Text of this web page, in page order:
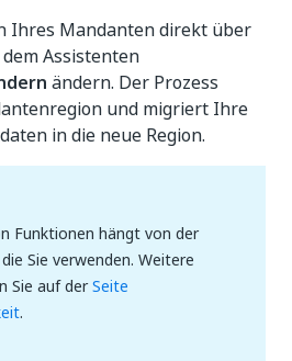
Ihres Mandanten direkt über
Assistenten
ändern. Der Prozess
und migriert Ihre
in die neue Region.
Funktionen hängt von der
Sie verwenden. Weitere
Sie auf derSeite
.